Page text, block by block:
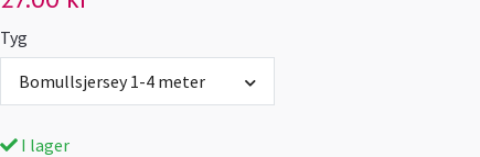
Tyg
Bomullsjersey 1-4 meter
I lager